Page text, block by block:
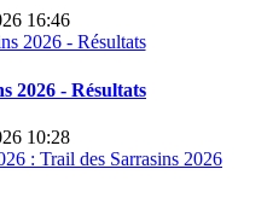
16:46
2026 - Résultats
10:28